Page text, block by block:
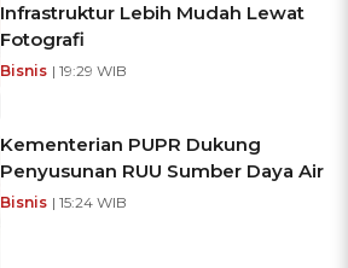
Infrastruktur Lebih Mudah Lewat
Fotografi
Bisnis | 19:29 WIB
Kementerian PUPR Dukung
Penyusunan RUU Sumber Daya Air
Bisnis | 15:24 WIB